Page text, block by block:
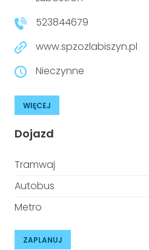
Prawo
Prawa osób z
Aktualności
523844679
www.spzozlabiszyn.pl
Nieczynne
WIĘCEJ
Dojazd
Tramwaj
Autobus
Metro
ZAPLANUJ